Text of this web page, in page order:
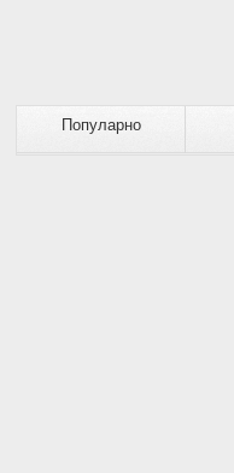
Популарно